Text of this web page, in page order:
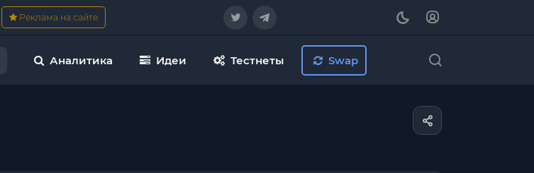
Реклама на сайте
Аналитика Идеи Тестнеты Swap